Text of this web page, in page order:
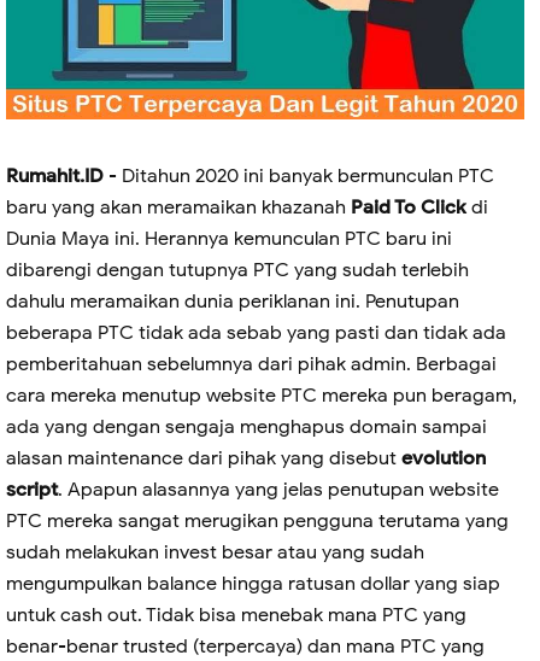
Rumahit.ID - Ditahun 2020 ini banyak bermunculan PTC
baru yang akan meramaikan khazanah Paid To Click di
Dunia Maya ini. Herannya kemunculan PTC baru ini
dibarengi dengan tutupnya PTC yang sudah terlebih
dahulu meramaikan dunia periklanan ini. Penutupan
beberapa PTC tidak ada sebab yang pasti dan tidak ada
pemberitahuan sebelumnya dari pihak admin. Berbagai
cara mereka menutup website PTC mereka pun beragam,
ada yang dengan sengaja menghapus domain sampai
alasan maintenance dari pihak yang disebut evolution
script. Apapun alasannya yang jelas penutupan website
PTC mereka sangat merugikan pengguna terutama yang
sudah melakukan invest besar atau yang sudah
mengumpulkan balance hingga ratusan dollar yang siap
untuk cash out. Tidak bisa menebak mana PTC yang
benar-benar trusted (terpercaya) dan mana PTC yang